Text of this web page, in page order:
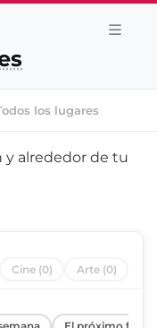
los lugares
y alrededor de tu
Cine (0) Arte (0)